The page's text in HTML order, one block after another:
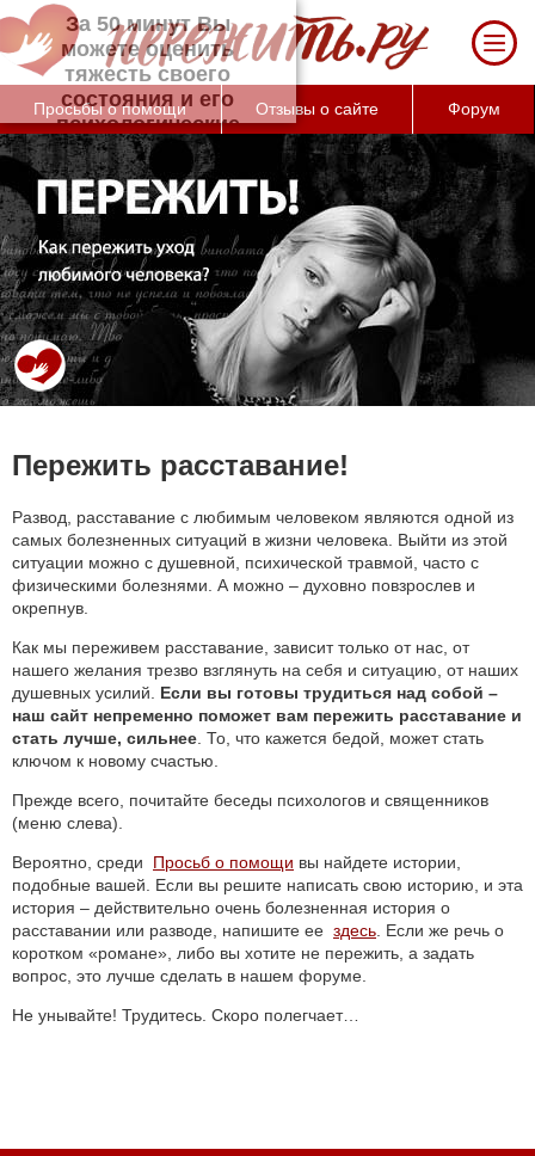
За 50 минут Вы можете оценить тяжесть
своего состояния и его психологические
причины (бесплатно)
Просьбы о помощи Отзывы о сайте Форум
Пережить расставание!
Развод, расставание с любимым человеком являются одной из
самых болезненных ситуаций в жизни человека. Выйти из этой
ситуации можно с душевной, психической травмой, часто с
физическими болезнями. А можно – духовно повзрослев и
окрепнув.
Как мы переживем расставание, зависит только от нас, от
нашего желания трезво взглянуть на себя и ситуацию, от наших
душевных усилий. Если вы готовы трудиться над собой –
наш сайт непременно поможет вам пережить расставание и
стать лучше, сильнее . То, что кажется бедой, может стать
ключом к новому счастью.
Прежде всего, почитайте беседы психологов и священников
(меню слева).
Вероятно, среди Просьб о помощи вы найдете истории,
подобные вашей. Если вы решите написать свою историю, и эта
история – действительно очень болезненная история о
расставании или разводе, напишите ее здесь . Если же речь о
коротком «романе», либо вы хотите не пережить, а задать
вопрос, это лучше сделать в нашем форуме.
Не унывайте! Трудитесь. Скоро полегчает…